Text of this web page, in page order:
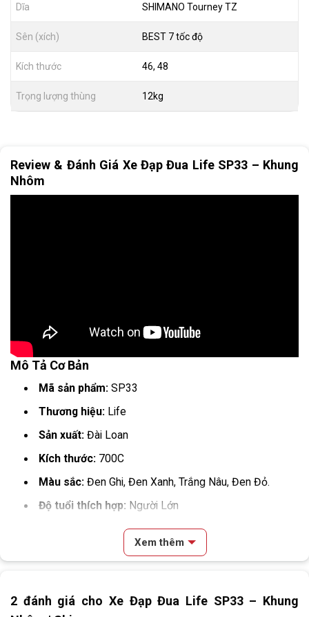
Dĩa SHIMANO Tourney TZ
Sên (xích) BEST 7 tốc độ
Kích thước 46, 48
Trọng lượng thùng 12kg
Review & Đánh Giá Xe Đạp Đua Life SP33 – Khung Nhôm
Mô Tả Cơ Bản
Review & Đánh Giá Xe Đạp Đua Life SP33 – Khung
Nhôm
Mô Tả Cơ Bản
Mã sản phẩm: SP33
Thương hiệu: Life
Sản xuất: Đài Loan
Kích thước: 700C
Màu sắc: Đen Ghi, Đen Xanh, Trắng Nâu, Đen Đỏ.
Độ tuổi thích hợp: Người Lớn
Bảng Thông Số Kỹ Thuật
Kích cỡ khung Size M
Màu xe
Đen Ghi
Xem thêm
2 đánh giá cho Xe Đạp Đua Life SP33 – Khung